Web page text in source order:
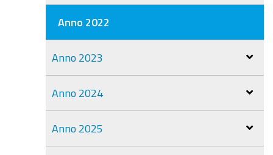
Anno 2022
Anno 2023
Anno 2024
Anno 2025